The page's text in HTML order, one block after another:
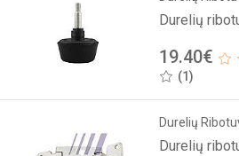
Durelių
19.40€
(1)
Durelių
Durelių